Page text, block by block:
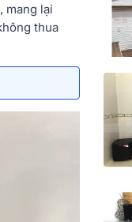
mang lại
thua